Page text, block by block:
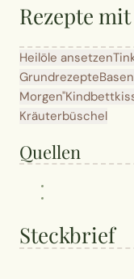
Rezepte
Heilöle ansetzen
Grundrezepte
Morgen"
Kräuterbüschel
Quellen
Steckbrief